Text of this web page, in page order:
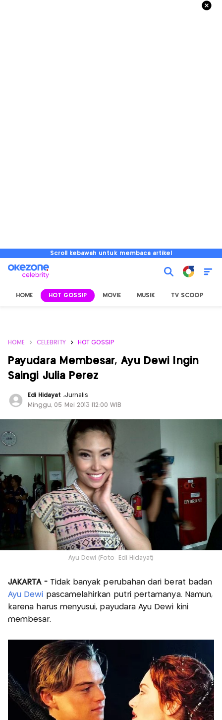
Scroll kebawah untuk membaca artikel
HOME HOT GOSSIP MOVIE MUSIK TV SCOOP
HOME CELEBRITY HOT GOSSIP
Payudara Membesar, Ayu Dewi Ingin
Saingi Julia Perez
Edi Hidayat ,Jurnalis
Minggu, 05 Mei 2013 |12:00 WIB
Ayu Dewi (Foto: Edi Hidayat)
JAKARTA - Tidak banyak perubahan dari berat badan
Ayu Dewi pascamelahirkan putri pertamanya. Namun,
karena harus menyusui, payudara Ayu Dewi kini
membesar.